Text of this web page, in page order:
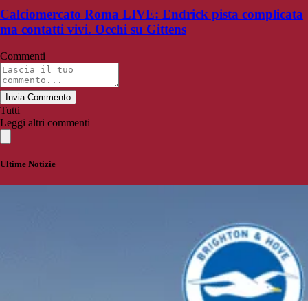
Calciomercato Roma LIVE: Endrick pista complicata
ma contatti vivi. Occhi su Gittens
Commenti
Invia Commento
Tutti
Leggi altri commenti
Ultime Notizie